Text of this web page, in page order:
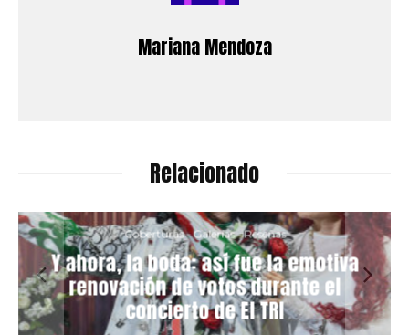
Mariana Mendoza
Relacionado
Coberturas Galerías Reseñas
Y ahora, la boda: así fue la emotiva
renovación de votos durante el
concierto de El TRI